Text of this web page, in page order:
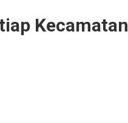
Kecamatan